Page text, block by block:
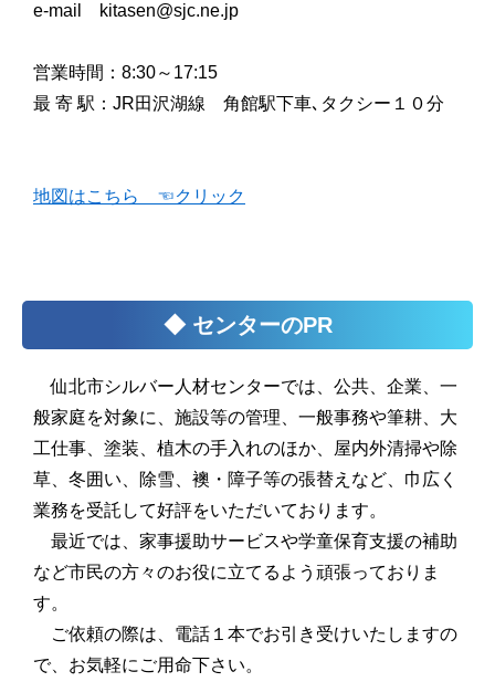
e-mail
kitasen@sjc.ne.jp
営業時間：8:30～17:15
最 寄 駅：JR田沢湖線 角館駅下車､タクシー１０分
地図はこちら ☜クリック
◆ センターのPR
仙北市シルバー人材センターでは、公共、企業、一
般家庭を対象に、施設等の管理、一般事務や筆耕、大
工仕事、塗装、植木の手入れのほか、屋内外清掃や除
草、冬囲い、除雪、襖・障子等の張替えなど、巾広く
業務を受託して好評をいただいております。
最近では、家事援助サービスや学童保育支援の補助
など市民の方々のお役に立てるよう頑張っておりま
す。
ご依頼の際は、電話１本でお引き受けいたしますの
で、お気軽にご用命下さい。